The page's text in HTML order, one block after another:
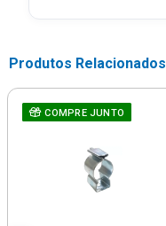
Produtos Relacionados
COMPRE JUNTO